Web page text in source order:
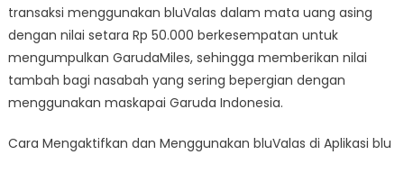
transaksi menggunakan bluValas dalam mata uang asing
dengan nilai setara Rp 50.000 berkesempatan untuk
mengumpulkan GarudaMiles, sehingga memberikan nilai
tambah bagi nasabah yang sering bepergian dengan
menggunakan maskapai Garuda Indonesia.
Cara Mengaktifkan dan Menggunakan bluValas di Aplikasi blu